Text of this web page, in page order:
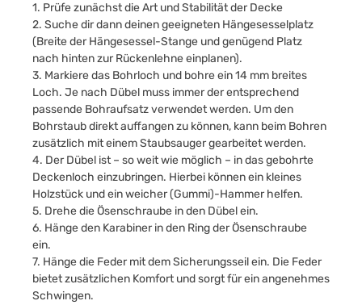
1. Prüfe zunächst die Art und Stabilität der Decke
2. Suche dir dann deinen geeigneten Hängesesselplatz
(Breite der Hängesessel-Stange und genügend Platz
nach hinten zur Rückenlehne einplanen).
3. Markiere das Bohrloch und bohre ein 14 mm breites
Loch. Je nach Dübel muss immer der entsprechend
passende Bohraufsatz verwendet werden. Um den
Bohrstaub direkt auffangen zu können, kann beim Bohren
zusätzlich mit einem Staubsauger gearbeitet werden.
4. Der Dübel ist – so weit wie möglich – in das gebohrte
Deckenloch einzubringen. Hierbei können ein kleines
Holzstück und ein weicher (Gummi)-Hammer helfen.
5. Drehe die Ösenschraube in den Dübel ein.
6. Hänge den Karabiner in den Ring der Ösenschraube
ein.
7. Hänge die Feder mit dem Sicherungsseil ein. Die Feder
bietet zusätzlichen Komfort und sorgt für ein angenehmes
Schwingen.